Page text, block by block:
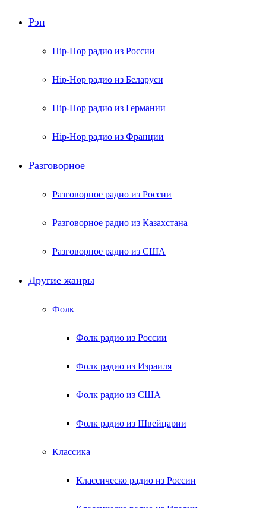
Рэп
Hip-Hop радио из России
Hip-Hop радио из Беларуси
Hip-Hop радио из Германии
Hip-Hop радио из Франции
Разговорное
Разговорное радио из России
Разговорное радио из Казахстана
Разговорное радио из США
Другие жанры
Фолк
Фолк радио из России
Фолк радио из Израиля
Фолк радио из США
Фолк радио из Швейцарии
Классика
Классическо радио из России